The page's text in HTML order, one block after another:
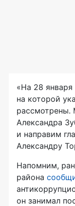
«На 28 января
на которой
Александра
и направим
Александру
Напомним,
района
он занимал